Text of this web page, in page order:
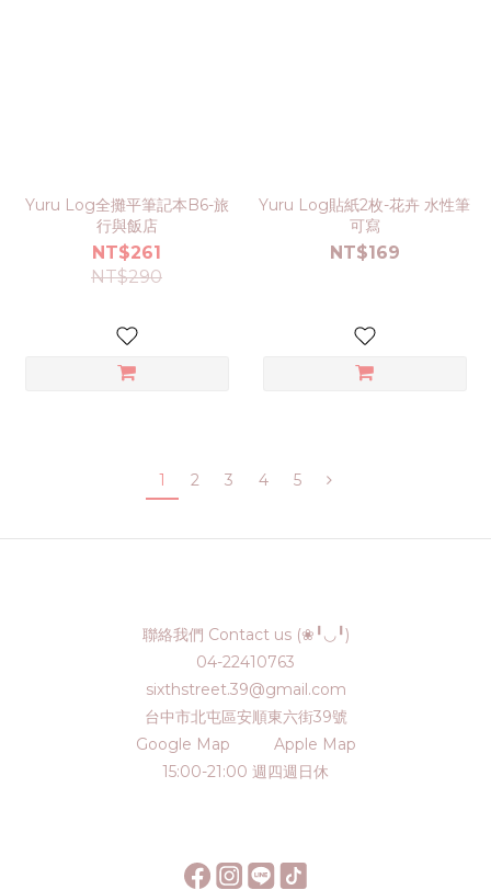
Yuru Log全攤平筆記本B6-旅
行與飯店
NT$261
NT$290
Yuru Log貼紙2枚-花卉 水性筆
可寫
NT$169
1 2 3 4 5
聯絡我們 Contact us (❀╹◡╹)
04-22410763
sixthstreet.39@gmail.com
台中市北屯區安順東六街39號
Google Map
Apple Map
15:00-21:00 週四週日休